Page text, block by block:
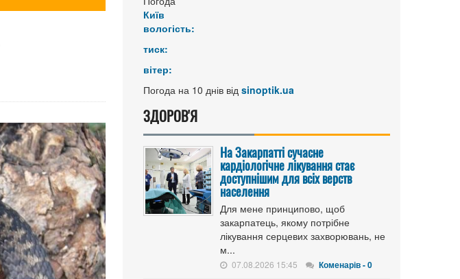
Київ
вологість:
тиск:
вітер:
Погода на 10 днів від sinoptik.ua
ЗДОРОВ'Я
На Закарпатті сучасне
кардіологічне лікування стає
доступнішим для всіх верств
населення
Для мене принципово, щоб
закарпатець, якому потрібне
лікування серцевих захворювань, не
м...
07.08.2026 15:45 Коменарів - 0